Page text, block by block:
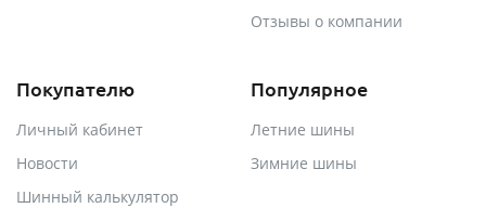
Отзывы о компании
Покупателю
Личный кабинет
Новости
Шинный калькулятор
Популярное
Летние шины
Зимние шины